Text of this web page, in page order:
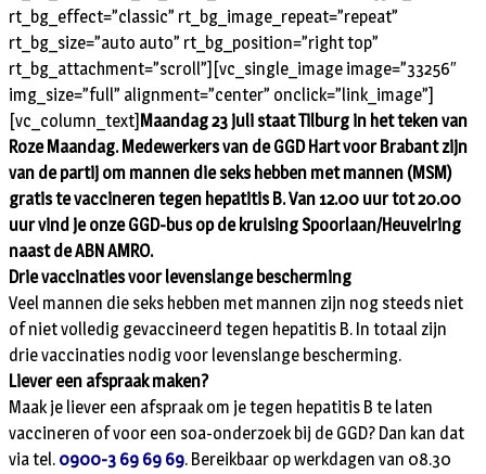
rt_bg_effect=”classic” rt_bg_image_repeat=”repeat”
rt_bg_size=”auto auto” rt_bg_position=”right top”
rt_bg_attachment=”scroll”][vc_single_image image=”33256″
img_size=”full” alignment=”center” onclick=”link_image”]
[vc_column_text] Maandag 23 juli staat Tilburg in het teken van
Roze Maandag. Medewerkers van de GGD Hart voor Brabant zijn
van de partij om mannen die seks hebben met mannen (MSM)
gratis te vaccineren tegen hepatitis B. Van 12.00 uur tot 20.00
uur vind je onze GGD-bus op de kruising Spoorlaan/Heuvelring
naast de ABN AMRO.
Drie vaccinaties voor levenslange bescherming
Veel mannen die seks hebben met mannen zijn nog steeds niet
of niet volledig gevaccineerd tegen hepatitis B. In totaal zijn
drie vaccinaties nodig voor levenslange bescherming.
Liever een afspraak maken?
Maak je liever een afspraak om je tegen hepatitis B te laten
vaccineren of voor een soa-onderzoek bij de GGD? Dan kan dat
via tel. 0900-3 69 69 69. Bereikbaar op werkdagen van 08.30